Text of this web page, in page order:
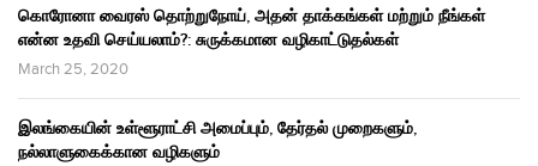
கொரோனா வைரஸ் தொற்றுநோய், அதன் தாக்கங்கள் மற்றும் நீங்கள்
என்ன உதவி செய்யலாம்?: சுருக்கமான வழிகாட்டுதல்கள்
March 25, 2020
இலங்கையின் உள்ளூராட்சி அமைப்பும், தேர்தல் முறைகளும்,
நல்லாளுகைக்கான வழிகளும்